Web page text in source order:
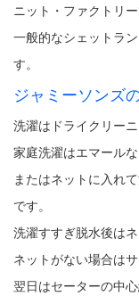
ニット・ファクトリー
一般的なシェットラ
す。
ジャミーソンズ
洗濯はドライクリー
家庭洗濯はエマール
またはネットに入れ
です。
洗濯すすぎ脱水後は
ネットがない場合は
翌日はセーターの中